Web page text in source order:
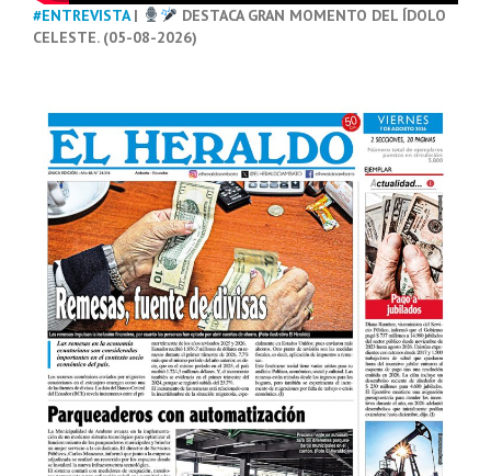
#ENTREVISTA|
DESTACA GRAN MOMENTO DEL ÍDOLO
CELESTE. (05-08-2026)